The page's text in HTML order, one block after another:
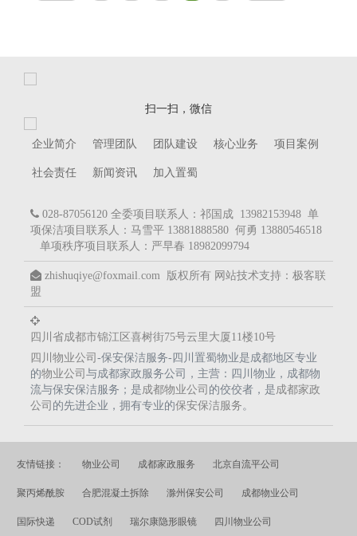
扫一扫，微信
企业简介 管理团队 团队建设 核心业务 项目案例
社会责任 新闻资讯 加入置蜀
028-87056120 全委项目联系人：祁国成 13982153948 单
项保洁项目联系人：马雪平 13881888580 何勇 13880546518
单项秩序项目联系人：严早春 18982099794
zhishuqiye@foxmail.com 版权所有 网站技术支持： 极客联
盟
四川省成都市锦江区喜树街75号云里大厦11楼10号
四川物业公司 -保安保洁服务-四川置蜀物业是成都地区专业
的物业公司 与成都家政服务公司，主营：四川物业，成都物
流与保安保洁服务；是成都物业公司 的佼佼者，是成都家政
公司 的先进企业，拥有专业的保安保洁服务。
友情链接： 物业公司 成都家政服务 北京自流平公司
聚丙烯酰胺 合肥混凝土拆除 滁州保安公司 成都物业公司
国际快递 COD试剂 瑞尔康隐形眼镜 四川物业公司